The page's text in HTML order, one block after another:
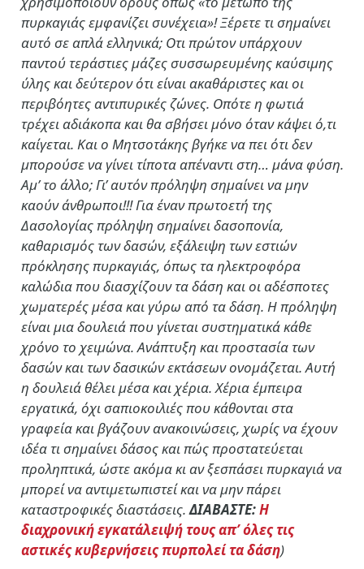
πυρκαγιάς εμφανίζει συνέχεια»! Ξέρετε τι σημαίνει
αυτό σε απλά ελληνικά; Οτι πρώτον υπάρχουν
παντού τεράστιες μάζες συσσωρευμένης καύσιμης
ύλης και δεύτερον ότι είναι ακαθάριστες και οι
περιβόητες αντιπυρικές ζώνες. Οπότε η φωτιά
τρέχει αδιάκοπα και θα σβήσει μόνο όταν κάψει ό,τι
καίγεται. Και ο Μητσοτάκης βγήκε να πει ότι δεν
μπορούσε να γίνει τίποτα απέναντι στη… μάνα φύση.
Αμ’ το άλλο; Γι’ αυτόν πρόληψη σημαίνει να μην
καούν άνθρωποι!!! Για έναν πρωτοετή της
Δασολογίας πρόληψη σημαίνει δασοπονία,
καθαρισμός των δασών, εξάλειψη των εστιών
πρόκλησης πυρκαγιάς, όπως τα ηλεκτροφόρα
καλώδια που διασχίζουν τα δάση και οι αδέσποτες
χωματερές μέσα και γύρω από τα δάση. Η πρόληψη
είναι μια δουλειά που γίνεται συστηματικά κάθε
χρόνο το χειμώνα. Ανάπτυξη και προστασία των
δασών και των δασικών εκτάσεων ονομάζεται. Αυτή
η δουλειά θέλει μέσα και χέρια. Χέρια έμπειρα
εργατικά, όχι σαπιοκοιλιές που κάθονται στα
γραφεία και βγάζουν ανακοινώσεις, χωρίς να έχουν
ιδέα τι σημαίνει δάσος και πώς προστατεύεται
προληπτικά, ώστε ακόμα κι αν ξεσπάσει πυρκαγιά να
μπορεί να αντιμετωπιστεί και να μην πάρει
καταστροφικές διαστάσεις.ΔΙΑΒΑΣΤΕ:Η
διαχρονική εγκατάλειψή τους απ’ όλες τις
αστικές κυβερνήσεις πυρπολεί τα δάση)